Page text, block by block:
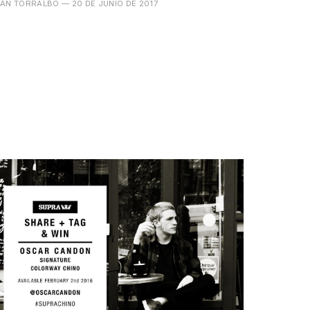
TORRALBO — 20 DE JUNIO DE 2017